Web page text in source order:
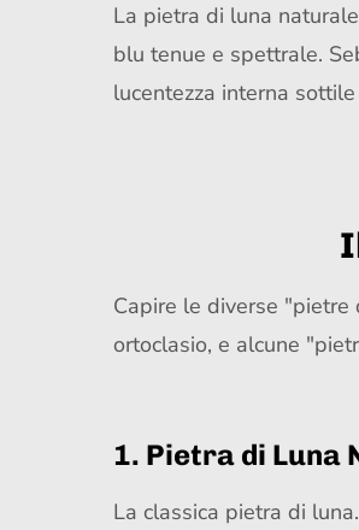
La pietra di luna
blu tenue e spettrale.
lucentezza interna
Capire le diverse
ortoclasio, e alcune
1. Pietra di Luna
La classica pietra di